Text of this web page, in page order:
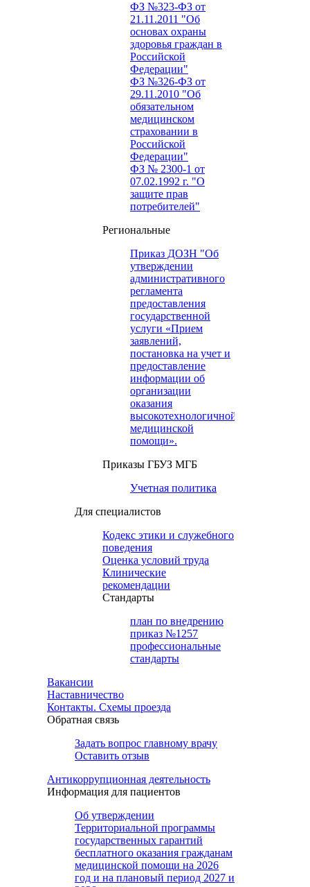
ФЗ №323-ФЗ от
21.11.2011 "Об
основах охраны
здоровья граждан в
Российской
Федерации"
ФЗ №326-ФЗ от
29.11.2010 "Об
обязательном
медицинском
страховании в
Российской
Федерации"
ФЗ № 2300-1 от
07.02.1992 г. "О
защите прав
потребителей"
Региональные
Приказ ДОЗН "Об
утверждении
административного
регламента
предоставления
государственной
услуги «Прием
заявлений,
постановка на учет и
предоставление
информации об
организации
оказания
высокотехнологичной
медицинской
помощи».
Приказы ГБУЗ МГБ
Учетная политика
Для специалистов
Кодекс этики и служебного
поведения
Оценка условий труда
Клинические
рекомендации
Cтандарты
план по внедрению
приказ №1257
профессиональные
стандарты
Вакансии
Наставничество
Контакты. Схемы проезда
Обратная связь
Задать вопрос главному врачу
Оставить отзыв
Антикоррупционная деятельность
Информация для пациентов
Об утверждении
Территориальной программы
государственных гарантий
бесплатного оказания гражданам
медицинской помощи на 2026
год и на плановый период 2027 и